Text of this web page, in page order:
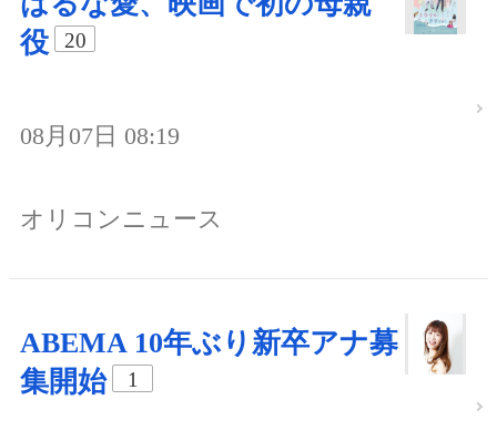
役
20
08月07日 08:19
オリコンニュース
ABEMA 10年ぶり新卒アナ募
集開始
1